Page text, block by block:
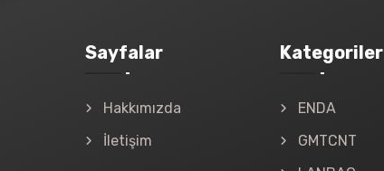
Sayfalar
Hakkımızda
İletişim
Kategoriler
ENDA
GMTCNT